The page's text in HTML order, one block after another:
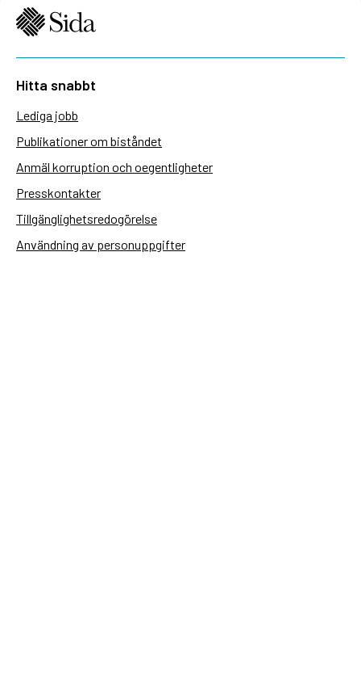
Hitta snabbt
Lediga jobb
Publikationer om biståndet
Anmäl korruption och oegentligheter
Presskontakter
Tillgänglighetsredogörelse
Användning av personuppgifter